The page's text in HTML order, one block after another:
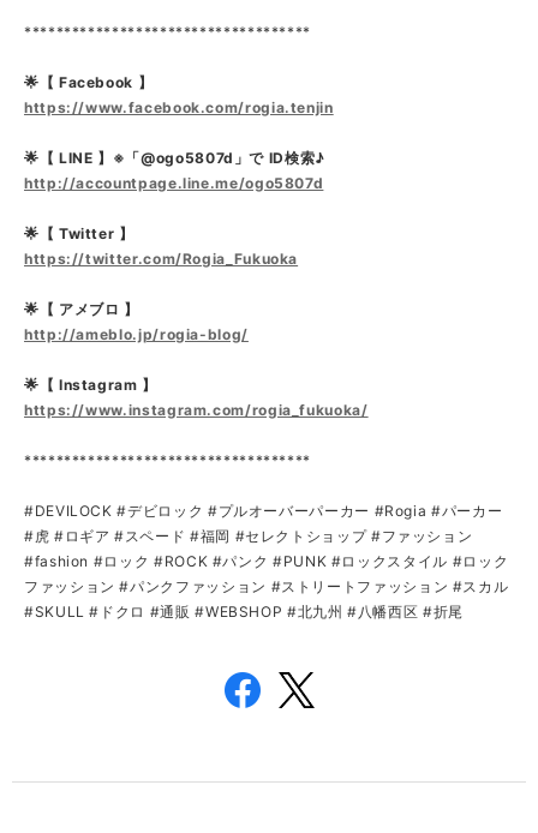
************************************
🌟【 Facebook 】
https://www.facebook.com/rogia.tenjin
🌟【 LINE 】※「@ogo5807d」で ID検索♪
http://accountpage.line.me/ogo5807d
🌟【 Twitter 】
https://twitter.com/Rogia_Fukuoka
🌟【 アメブロ 】
http://ameblo.jp/rogia-blog/
🌟【 Instagram 】
https://www.instagram.com/rogia_fukuoka/
************************************
#DEVILOCK #デビロック #プルオーバーパーカー #Rogia #パーカー
#虎 #ロギア #スペード #福岡 #セレクトショップ #ファッション
#fashion #ロック #ROCK #パンク #PUNK #ロックスタイル #ロック
ファッション #パンクファッション #ストリートファッション #スカル
#SKULL #ドクロ #通販 #WEBSHOP #北九州 #八幡西区 #折尾